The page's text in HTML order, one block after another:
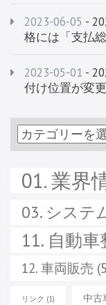
2023-05-01 -
付け位置が変
2023-06-05 -
格には「支払
過
去
の
記
事
01. 業界
03. システ
11. 自動車
12. 車両販売
リンク (1) 中古